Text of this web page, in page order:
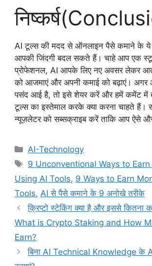
AI टूल्स की मदद से ऑनलाइन पैसे कमाने के ये
आपकी जिंदगी बदल सकते हैं। चाहे आप एक
प्रोफेशनल, AI आपके लिए नए अवसर लेकर
को आजमाएं और अपनी कमाई को बढ़ाएं। अगर
पसंद आई है, तो इसे शेयर करें और हमें कमेंट में
टूल्स का इस्तेमाल करके क्या करना चाहते हैं।
न्यूज़लेटर को सब्सक्राइब करें ताकि आप ऐसे
Categories
AI-Technology
Tags
9 Unconventional Ways to
Using AI Tools, 9 Ways to Earn
Tools, AI से पैसे कमाने के 9 अनोखे तरीके
क्रिप्टो स्टेकिंग क्या है और इससे कितना
What is Crypto Staking and How
Earn?
बिना AI Technical Knowledge के